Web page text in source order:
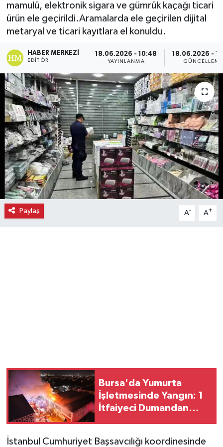
mamulü, elektronik sigara ve gümrük kaçağı ticari
ürün ele geçirildi.Aramalarda ele geçirilen dijital
metaryal ve ticari kayıtlara el konuldu.
HABER MERKEZI
EDITÖR
18.06.2026 - 10:48
YAYINLANMA
18.06.2026 -
GÜNCELLEME
Paylaş A- A+
Bursa'da Yumurta
İşletmesinde Yangın: 1
İtfaiyeci Dumandan
İstanbul Cumhuriyet Başsavcılığı koordinesinde
Ekonomi
Gündem
Gurme
Haber
İlçe Haberleri
Keşfet
Kültür & Sanat
Sokak Hayvanlarını Sahiplendirme
Sonsöz Özel
Spor